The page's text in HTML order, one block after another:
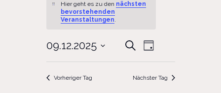
Hinweis
Hier geht es zu den nächsten
bevorstehenden
Veranstaltungen.
SUCHE
UND
Suche
NAVIGATION
Tag
09.12.2025
Vorheriger Tag Nächster Tag